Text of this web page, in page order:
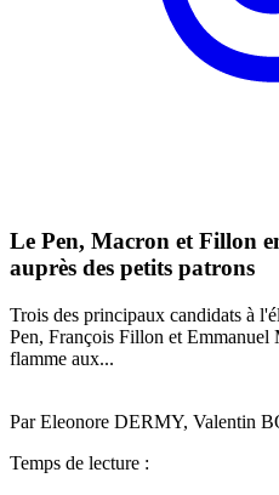
Le Pen, Macron et Fillon
auprès des petits patrons
Trois des principaux candidats à
Pen, François Fillon et
flamme aux...
Par Eleonore DERMY, Valentin
Temps de lecture :